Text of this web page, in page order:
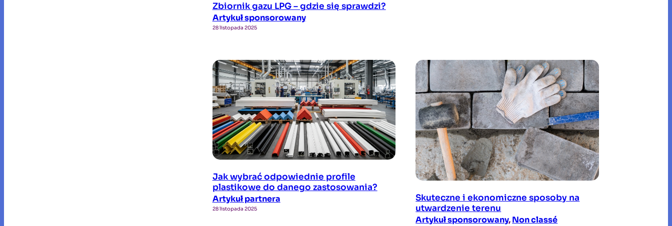
Zbiornik gazu LPG – gdzie się sprawdzi?
Artykuł sponsorowany
28 listopada 2025
Jak wybrać odpowiednie profile
plastikowe do danego zastosowania?
Artykuł partnera
28 listopada 2025
Skuteczne i ekonomiczne sposoby na
utwardzenie terenu
Artykuł sponsorowany, Non classé